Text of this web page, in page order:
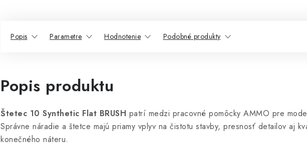
Popis Parametre Hodnotenie Podobné produkty
Popis produktu
Štetec 10 Synthetic Flat BRUSH patrí medzi pracovné pomôcky AMMO pre
Správne náradie a štetce majú priamy vplyv na čistotu stavby, presnosť detailov aj
konečného náteru.